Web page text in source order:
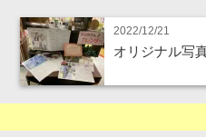
2022/12/21
オリジナル写